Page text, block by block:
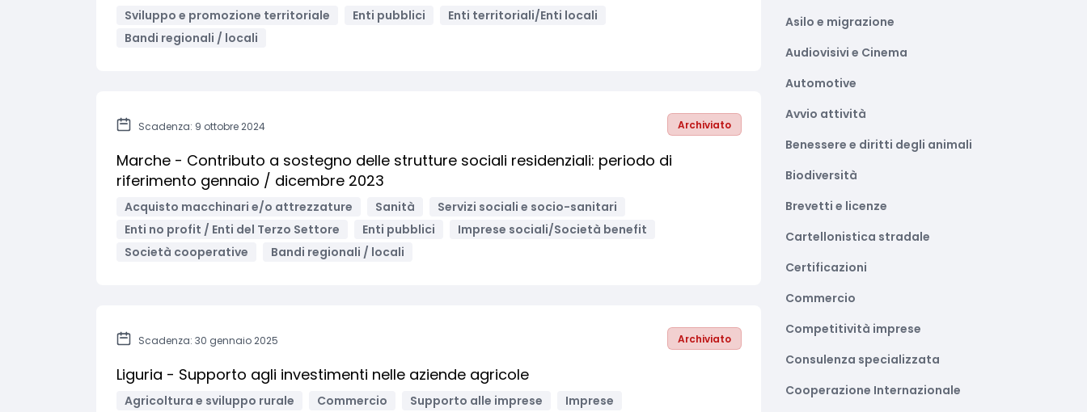
Sviluppo e promozione territoriale Enti pubblici
Enti territoriali/Enti locali
Bandi regionali / locali
Scadenza: 9 ottobre 2024 Archiviato
Marche - Contributo a sostegno delle strutture sociali residenziali: periodo di
riferimento gennaio / dicembre 2023
Acquisto macchinari e/o attrezzature Sanità
Servizi sociali e socio-sanitari
Enti no profit / Enti del Terzo Settore
Enti pubblici
Imprese sociali/Società benefit
Società cooperative
Bandi regionali / locali
Scadenza: 30 gennaio 2025 Archiviato
Liguria - Supporto agli investimenti nelle aziende agricole
Agricoltura e sviluppo rurale Commercio Supporto alle imprese
Imprese
Asilo e migrazione
Audiovisivi e Cinema
Automotive
Avvio attività
Benessere e diritti degli animali
Biodiversità
Brevetti e licenze
Cartellonistica stradale
Certificazioni
Commercio
Competitività imprese
Consulenza specializzata
Cooperazione Internazionale